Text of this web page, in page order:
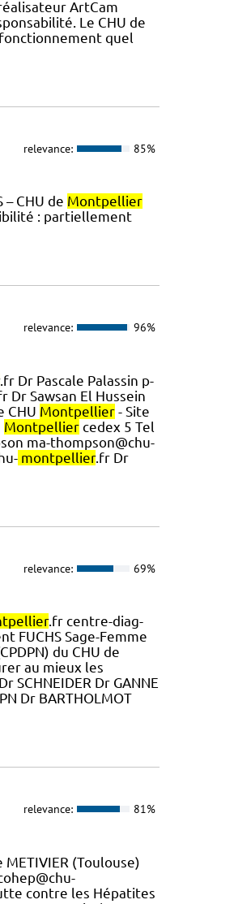
ArtCam
Le CHU de
quel
relevance: 85%
CHU de Montpellier
: partiellement
relevance: 96%
.fr Dr Pascale Palassin p-
Dr Sawsan El Hussein
CHU Montpellier- Site
Montpelliercedex 5 Tel
ma-thompson@chu-
montpellier.fr Dr
relevance: 69%
.fr centre-diag-
FUCHS Sage-Femme
du CHU de
au mieux les
SCHNEIDER Dr GANNE
Dr BARTHOLMOT
relevance: 81%
(Toulouse)
contre les Hépatites